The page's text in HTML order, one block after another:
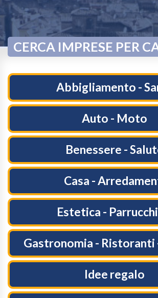
CERCA IMPRESE PER
Abbigliamento -
Auto - Moto
Benessere -
Casa -
Estetica -
Gastronomia - Ristoranti
Idee regalo